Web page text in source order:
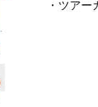
・ツア